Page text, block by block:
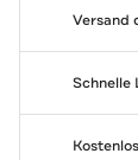
Versand
Schnelle